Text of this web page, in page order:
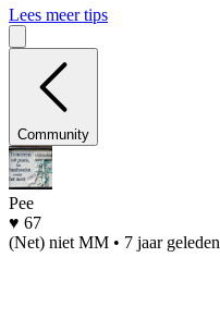
Lees meer tips
Community
Pee
♥ 67
(Net) niet MM • 7 jaar geleden